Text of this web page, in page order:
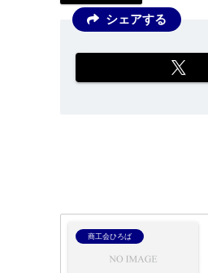
シェアする
商工会ひろば